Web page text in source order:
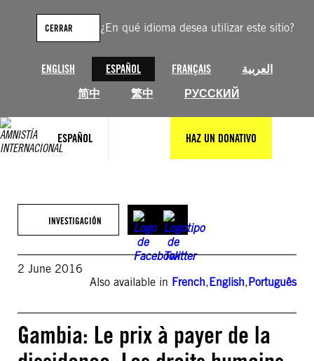
¿En qué idioma desea utilizar este sitio?
ENGLISH ESPAÑOL FRANÇAIS
العربية
简中
繁中 РУССКИЙ
CERRAR
ESPAÑOL HAZ UN DONATIVO
contenido
INVESTIGACIÓN
2 June 2016
Also available in French,English,Português
Gambia: Le prix à payer de la